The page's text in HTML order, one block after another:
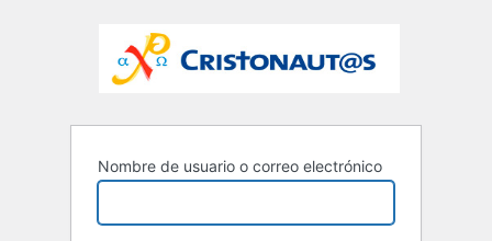
Nombre de usuario o correo electrónico